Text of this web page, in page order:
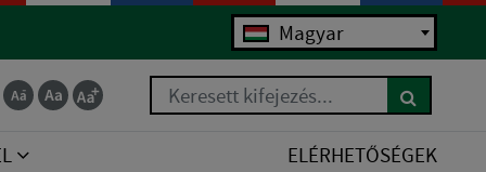
Magyar
Keresett kifejezés...
ELÉRHETŐSÉGEK